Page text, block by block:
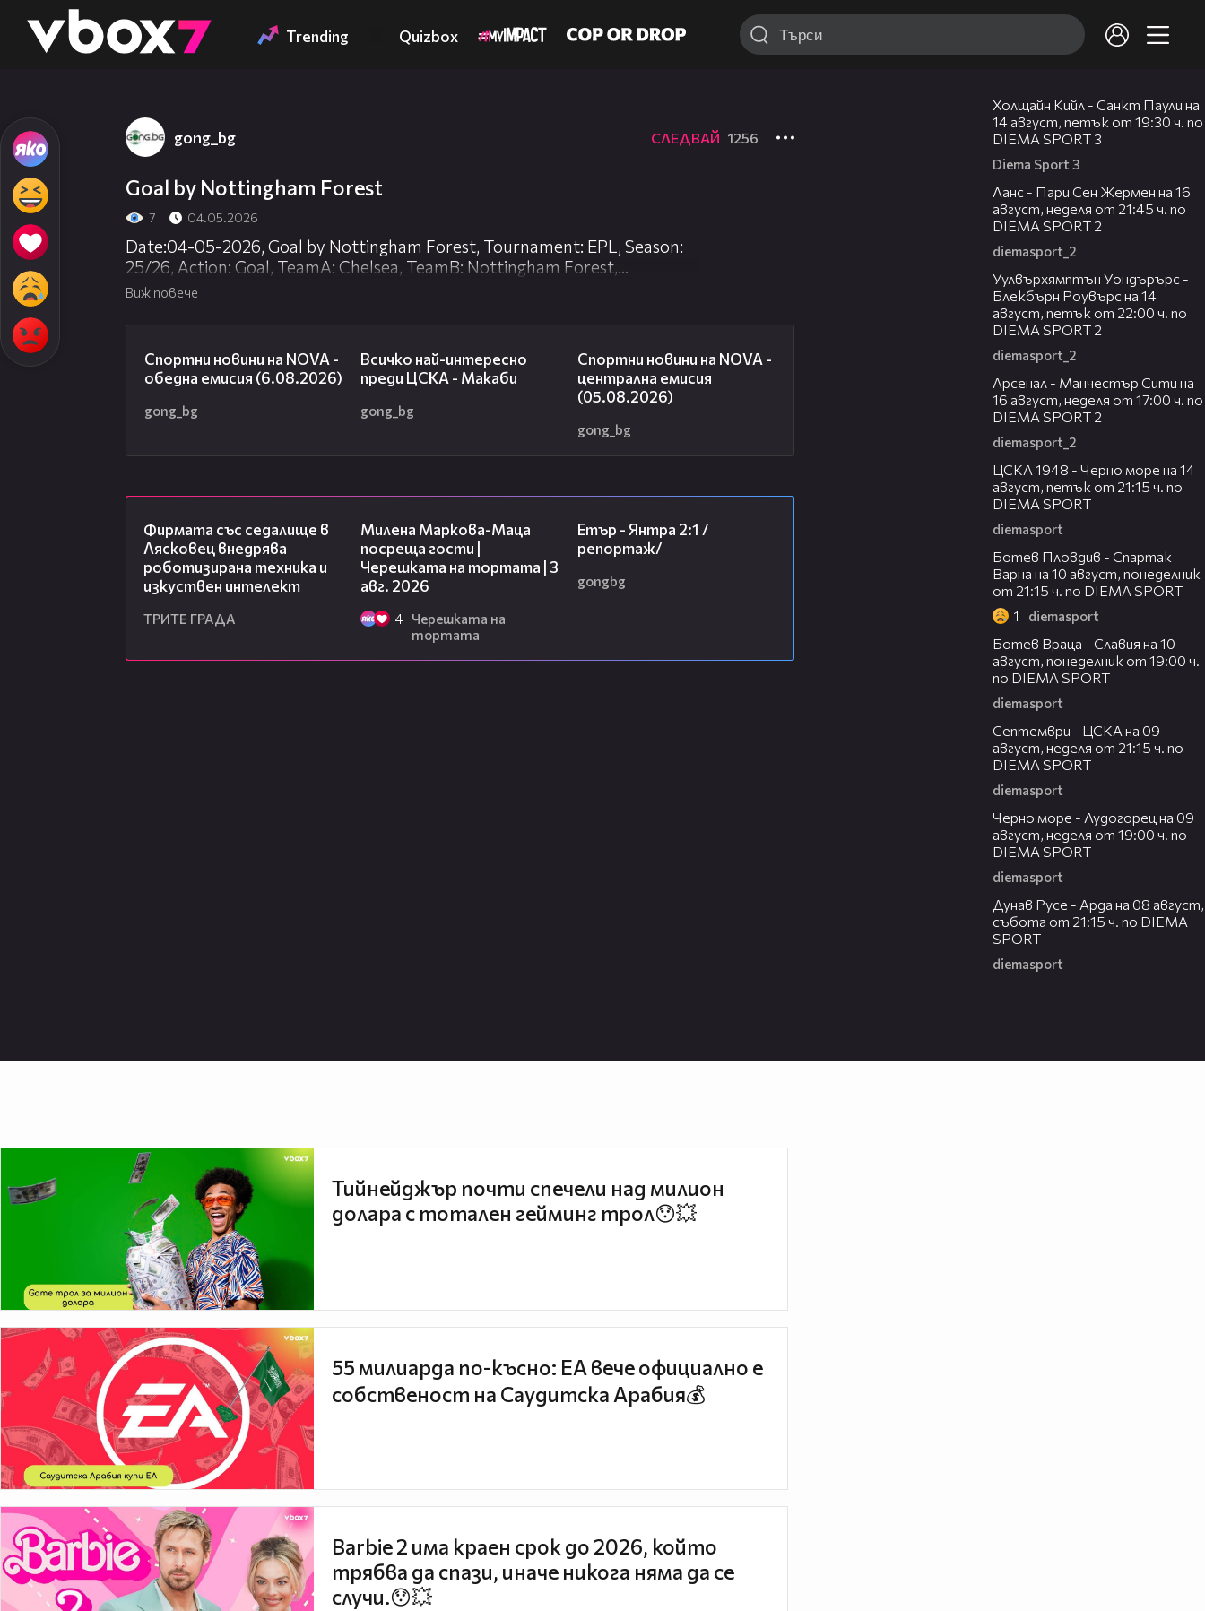
👾 Trending Quizbox
gong_bg СЛЕДВАЙ 1256
Goal by Nottingham Forest
7 04.05.2026
Date:04-05-2026, Goal by Nottingham Forest, Tournament: EPL, Season:
25/26, Action: Goal, TeamA: Chelsea, TeamB: Nottingham Forest,
TeamAction: Nottingham Forest, Half: 2, PlayerName: Taiwo Awoniyi,
Виж повече
Спортни новини на NOVA -
обедна емисия (6.08.2026)
gong_bg
Всичко най-интересно
преди ЦСКА - Макаби
gong_bg
Спортни новини на NOVA -
централна емисия
(05.08.2026)
gong_bg
Фирмата със седалище в
Лясковец внедрява
роботизирана техника и
изкуствен интелект
ТРИТЕ ГРАДА
Милена Маркова-Маца
посреща гости |
Черешката на тортата | 3
авг. 2026
4
Черешката на
тортата
Етър - Янтра 2:1 /
репортаж/
gongbg
Холщайн Кийл - Санкт Паули на
14 август, петък от 19:30 ч. по
DIEMA SPORT 3
Diema Sport 3
Ланс - Пари Сен Жермен на 16
август, неделя от 21:45 ч. по
DIEMA SPORT 2
diemasport_2
Уулвърхямптън Уондърърс -
Блекбърн Роувърс на 14
август, петък от 22:00 ч. по
DIEMA SPORT 2
diemasport_2
Арсенал - Манчестър Сити на
16 август, неделя от 17:00 ч. по
DIEMA SPORT 2
diemasport_2
ЦСКА 1948 - Черно море на 14
август, петък от 21:15 ч. по
DIEMA SPORT
diemasport
Ботев Пловдив - Спартак
Варна на 10 август, понеделник
от 21:15 ч. по DIEMA SPORT
1 diemasport
Ботев Враца - Славия на 10
август, понеделник от 19:00 ч.
по DIEMA SPORT
diemasport
Септември - ЦСКА на 09
август, неделя от 21:15 ч. по
DIEMA SPORT
diemasport
Черно море - Лудогорец на 09
август, неделя от 19:00 ч. по
DIEMA SPORT
diemasport
Дунав Русе - Арда на 08 август,
събота от 21:15 ч. по DIEMA
SPORT
diemasport
Тийнейджър почти спечели над милион
долара с тотален гейминг трол😯💥
55 милиарда по-късно: EA вече официално е
собственост на Саудитска Арабия💰
Barbie 2 има краен срок до 2026, който
трябва да спази, иначе никога няма да се
случи.😯💥